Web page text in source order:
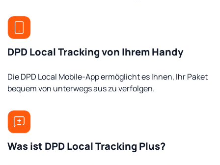
DPD Local Tracking von Ihrem Handy
Die DPD Local Mobile-App ermöglicht es Ihnen, Ihr Paket
bequem von unterwegs aus zu verfolgen.
Was ist DPD Local Tracking Plus?